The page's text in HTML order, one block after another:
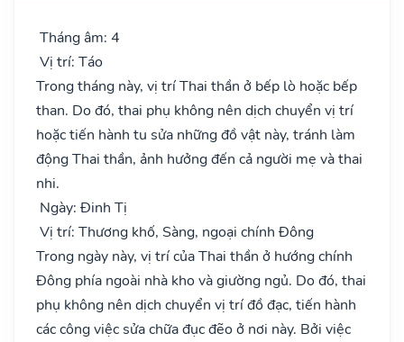
Tháng âm: 4
Vị trí: Táo
Trong tháng này, vị trí Thai thần ở bếp lò hoặc bếp
than. Do đó, thai phụ không nên dịch chuyển vị trí
hoặc tiến hành tu sửa những đồ vật này, tránh làm
động Thai thần, ảnh hưởng đến cả người mẹ và thai
nhi.
Ngày: Đinh Tị
Vị trí: Thương khố, Sàng, ngoại chính Đông
Trong ngày này, vị trí của Thai thần ở hướng chính
Đông phía ngoài nhà kho và giường ngủ. Do đó, thai
phụ không nên dịch chuyển vị trí đồ đạc, tiến hành
các công việc sửa chữa đục đẽo ở nơi này. Bởi việc